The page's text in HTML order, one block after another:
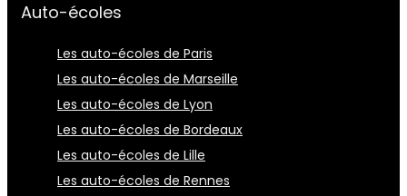
Auto-écoles
Les auto-écoles de Paris
Les auto-écoles de Marseille
Les auto-écoles de Lyon
Les auto-écoles de Bordeaux
Les auto-écoles de Lille
Les auto-écoles de Rennes